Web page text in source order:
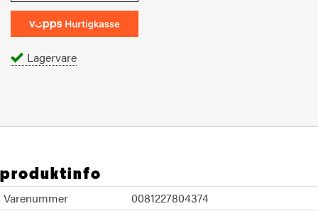
Lagervare
produktinfo
Varenummer
0081227804374